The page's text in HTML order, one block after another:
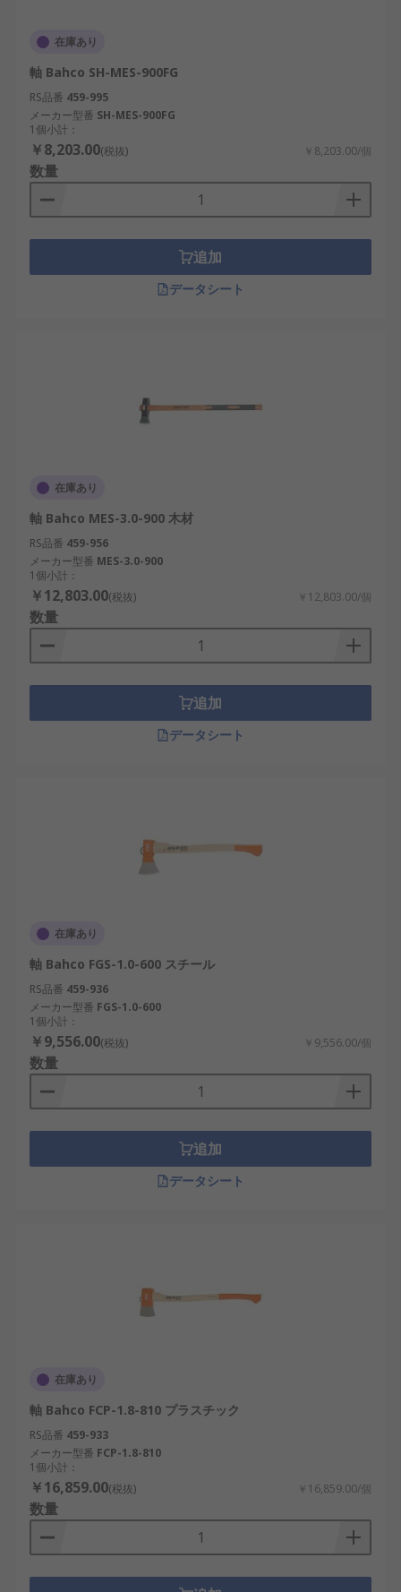
在庫あり
軸 Bahco SH-MES-900FG
RS品番 459-995
メーカー型番 SH-MES-900FG
1個小計：
￥8,203.00(税抜) ￥8,203.00/個
数量
追加
データシート
在庫あり
軸 Bahco MES-3.0-900 木材
RS品番 459-956
メーカー型番 MES-3.0-900
1個小計：
￥12,803.00(税抜) ￥12,803.00/個
数量
追加
データシート
在庫あり
軸 Bahco FGS-1.0-600 スチール
RS品番 459-936
メーカー型番 FGS-1.0-600
1個小計：
￥9,556.00(税抜) ￥9,556.00/個
数量
追加
データシート
在庫あり
軸 Bahco FCP-1.8-810 プラスチック
RS品番 459-933
メーカー型番 FCP-1.8-810
1個小計：
￥16,859.00(税抜) ￥16,859.00/個
数量